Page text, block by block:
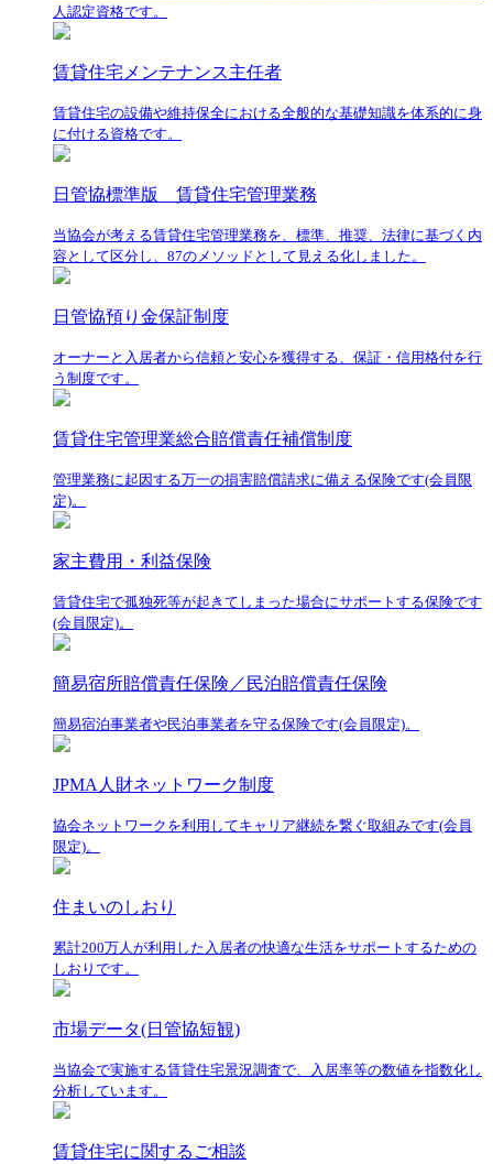
人認定資格です。
賃貸住宅メンテナンス主任者
賃貸住宅の設備や維持保全における全般的な基礎知識を体系的に身
に付ける資格です。
日管協標準版 賃貸住宅管理業務
当協会が考える賃貸住宅管理業務を、標準、推奨、法律に基づく内
容として区分し、87のメソッドとして見える化しました。
日管協預り金保証制度
オーナーと入居者から信頼と安心を獲得する、保証・信用格付を行
う制度です。
賃貸住宅管理業総合賠償責任補償制度
管理業務に起因する万一の損害賠償請求に備える保険です(会員限
定)。
家主費用・利益保険
賃貸住宅で孤独死等が起きてしまった場合にサポートする保険です
(会員限定)。
簡易宿所賠償責任保険／民泊賠償責任保険
簡易宿泊事業者や民泊事業者を守る保険です(会員限定)。
JPMA人財ネットワーク制度
協会ネットワークを利用してキャリア継続を繋ぐ取組みです(会員
限定)。
住まいのしおり
累計200万人が利用した入居者の快適な生活をサポートするための
しおりです。
市場データ(日管協短観)
当協会で実施する賃貸住宅景況調査で、入居率等の数値を指数化し
分析しています。
賃貸住宅に関するご相談